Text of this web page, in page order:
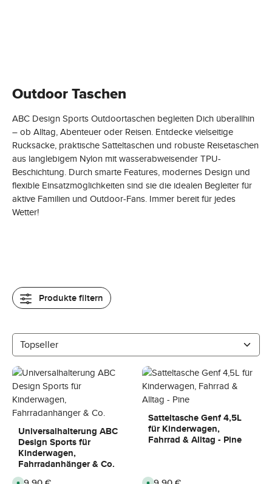
Outdoor Taschen
ABC Design Sports Outdoortaschen begleiten Dich überallhin
– ob Alltag, Abenteuer oder Reisen. Entdecke vielseitige
Rucksäcke, praktische Satteltaschen und robuste Reisetaschen
aus langlebigem Nylon mit wasserabweisender TPU-
Beschichtung. Durch smarte Features, modernes Design und
flexible Einsatzmöglichkeiten sind sie die idealen Begleiter für
aktive Familien und Outdoor-Fans. Immer bereit für jedes
Wetter!
Produkte filtern
Universalhalterung ABC
Design Sports für
Kinderwagen,
Fahrradanhänger & Co.
Satteltasche Genf 4,5L
für Kinderwagen,
Fahrrad & Alltag - Pine